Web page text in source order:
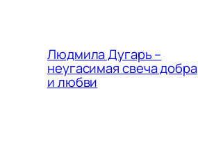
Людмила Дугарь –
неугасимая свеча добра
и любви